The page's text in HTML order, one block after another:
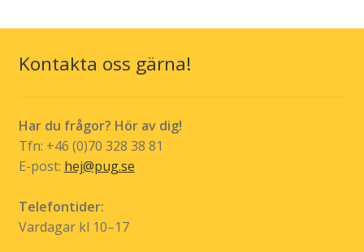
Kontakta oss gärna!
Har du frågor? Hör av dig!
Tfn: +46 (0)70 328 38 81
E-post: hej@pug.se
Telefontider:
Vardagar kl 10–17